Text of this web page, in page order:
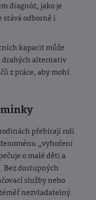
diagnóz, jako je
stává odborně i
kapacit může
alternativ
z práce, aby mohl
přebírají roli
„vyhoření
o malé děti a
Bez dostupných
služby nebo
nezvladatelný.